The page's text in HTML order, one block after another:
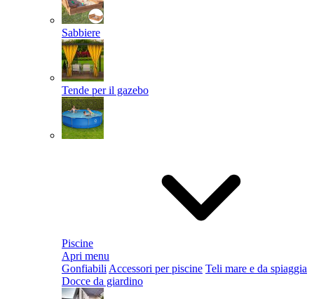
Sabbiere
Tende per il gazebo
Piscine
Apri menu
Gonfiabili Accessori per piscine Teli mare e da spiaggia
Docce da giardino